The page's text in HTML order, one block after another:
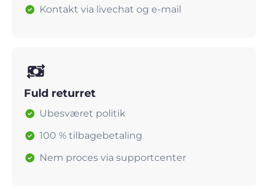
Kontakt via livechat og e-mail
Fuld returret
Ubesværet politik
100 % tilbagebetaling
Nem proces via supportcenter